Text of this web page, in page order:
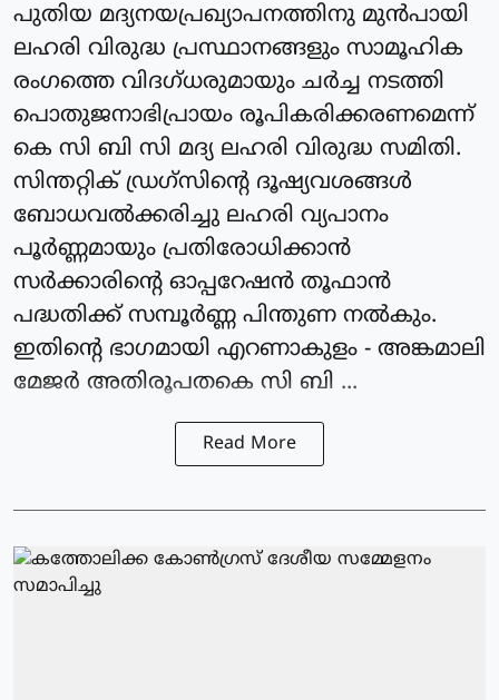
പുതിയ മദ്യനയപ്രഖ്യാപനത്തിനു മുൻപായി
ലഹരി വിരുദ്ധ പ്രസ്ഥാനങ്ങളും സാമൂഹിക
രംഗത്തെ വിദഗ്ധരുമായും ചർച്ച നടത്തി
പൊതുജനാഭിപ്രായം രൂപികരിക്കരണമെന്ന്
കെ സി ബി സി മദ്യ ലഹരി വിരുദ്ധ സമിതി.
സിന്തറ്റിക് ഡ്രഗ്സിൻ്റെ ദൂഷ്യവശങ്ങൾ
ബോധവൽക്കരിച്ചു ലഹരി വ്യപാനം
പൂർണ്ണമായും പ്രതിരോധിക്കാൻ
സർക്കാരിൻ്റെ ഓപ്പറേഷൻ തൂഫാൻ
പദ്ധതിക്ക് സമ്പൂർണ്ണ പിന്തുണ നൽകും.
ഇതിൻ്റെ ഭാഗമായി എറണാകുളം - അങ്കമാലി
മേജർ അതിരൂപതകെ സി ബി ...
Read More